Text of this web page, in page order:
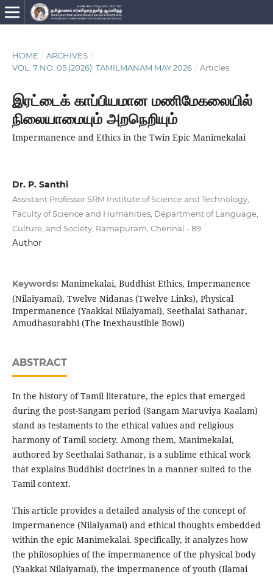
HOME / ARCHIVES /
VOL. 7 NO. 05 (2026): TAMILMANAM MAY 2026 / Articles
இரட்டைக் காப்பியமான மணிமேகலையில்
நிலையாமையும் அறநெறியும்
Impermanence and Ethics in the Twin Epic Manimekalai
Dr. P. Santhi
Assistant Professor SRM Institute of Science and Technology,
Faculty of Science and Humanities, Department of Language,
Culture, and Society, Ramapuram, Chennai - 89
Author
Keywords: Manimekalai, Buddhist Ethics, Impermanence
(Nilaiyamai), Twelve Nidanas (Twelve Links), Physical
Impermanence (Yaakkai Nilaiyamai), Seethalai Sathanar,
Amudhasurabhi (The Inexhaustible Bowl)
ABSTRACT
In the history of Tamil literature, the epics that emerged
during the post-Sangam period (Sangam Maruviya Kaalam)
stand as testaments to the ethical values and religious
harmony of Tamil society. Among them, Manimekalai,
authored by Seethalai Sathanar, is a sublime ethical work
that explains Buddhist doctrines in a manner suited to the
Tamil context.
This article provides a detailed analysis of the concept of
impermanence (Nilaiyamai) and ethical thoughts embedded
within the epic Manimekalai. Specifically, it analyzes how
the philosophies of the impermanence of the physical body
(Yaakkai Nilaiyamai), the impermanence of youth (Ilamai